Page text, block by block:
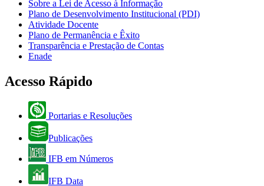
Sobre a Lei de Acesso à Informação
Plano de Desenvolvimento Institucional (PDI)
Atividade Docente
Plano de Permanência e Êxito
Transparência e Prestação de Contas
Enade
Acesso Rápido
Portarias e Resoluções
Publicações
IFB em Números
IFB Data